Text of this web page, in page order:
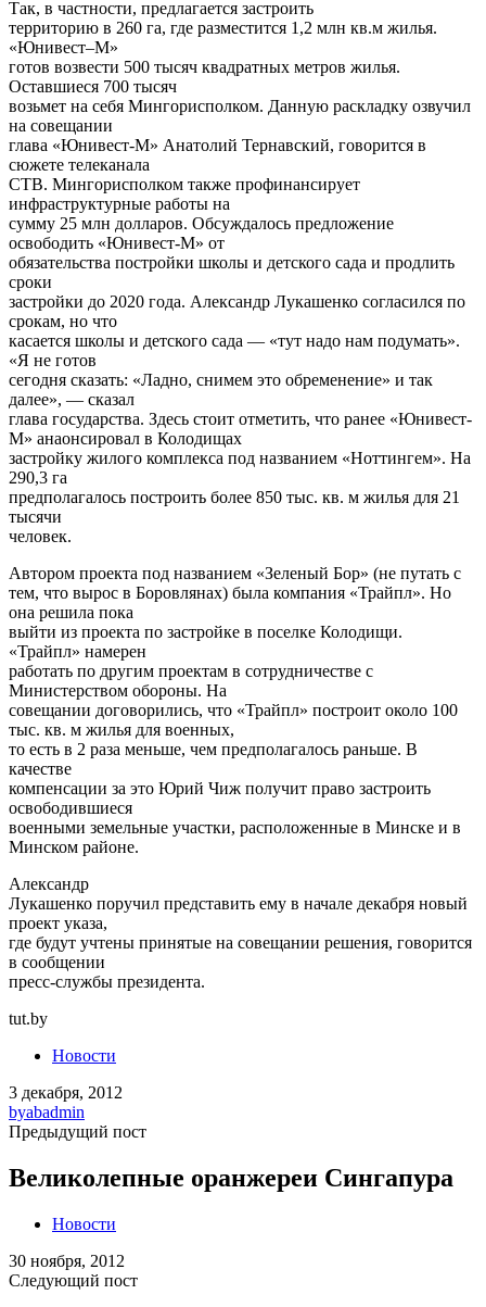
Так, в частности, предлагается застроить
территорию в 260 га, где разместится 1,2 млн кв.м жилья.
«Юнивест–М»
готов возвести 500 тысяч квадратных метров жилья.
Оставшиеся 700 тысяч
возьмет на себя Мингорисполком. Данную раскладку озвучил
на совещании
глава «Юнивест-М» Анатолий Тернавский, говорится в
сюжете телеканала
СТВ. Мингорисполком также профинансирует
инфраструктурные работы на
сумму 25 млн долларов. Обсуждалось предложение
освободить «Юнивест-М» от
обязательства постройки школы и детского сада и продлить
сроки
застройки до 2020 года. Александр Лукашенко согласился по
срокам, но что
касается школы и детского сада — «тут надо нам подумать».
«Я не готов
сегодня сказать: «Ладно, снимем это обременение» и так
далее», — сказал
глава государства. Здесь стоит отметить, что ранее «Юнивест-
М» анаонсировал в Колодищах
застройку жилого комплекса под названием «Ноттингем». На
290,3 га
предполагалось построить более 850 тыс. кв. м жилья для 21
тысячи
человек.
Автором проекта под названием «Зеленый Бор» (не путать с
тем, что вырос в Боровлянах) была компания «Трайпл». Но
она решила пока
выйти из проекта по застройке в поселке Колодищи.
«Трайпл» намерен
работать по другим проектам в сотрудничестве с
Министерством обороны. На
совещании договорились, что «Трайпл» построит около 100
тыс. кв. м жилья для военных,
то есть в 2 раза меньше, чем предполагалось раньше. В
качестве
компенсации за это Юрий Чиж получит право застроить
освободившиеся
военными земельные участки, расположенные в Минске и в
Минском районе.
Александр
Лукашенко поручил представить ему в начале декабря новый
проект указа,
где будут учтены принятые на совещании решения, говорится
в сообщении
пресс-службы президента.
tut.by
Новости
3 декабря, 2012
byabadmin
Предыдущий пост
Великолепные оранжереи Сингапура
Новости
30 ноября, 2012
Следующий пост